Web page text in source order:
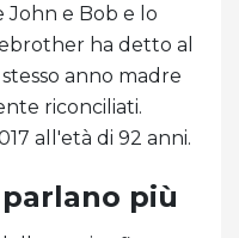
John e Bob e lo
ha detto al
anno madre
riconciliati.
all'età di 92 anni.
più